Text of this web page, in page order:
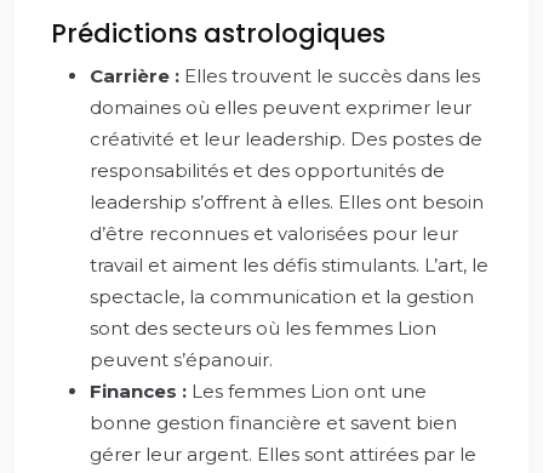
Prédictions astrologiques
Carrière : Elles trouvent le succès dans les
domaines où elles peuvent exprimer leur
créativité et leur leadership. Des postes de
responsabilités et des opportunités de
leadership s’offrent à elles. Elles ont besoin
d’être reconnues et valorisées pour leur
travail et aiment les défis stimulants. L’art, le
spectacle, la communication et la gestion
sont des secteurs où les femmes Lion
peuvent s’épanouir.
Finances : Les femmes Lion ont une
bonne gestion financière et savent bien
gérer leur argent. Elles sont attirées par le